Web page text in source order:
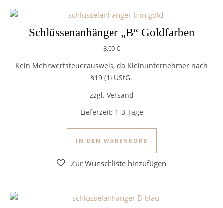
Schlüssenanhänger „B“ Goldfarben
8,00€
Kein Mehrwertsteuerausweis, da Kleinunternehmer nach
§19 (1) UStG.
zzgl. Versand
Lieferzeit: 1-3 Tage
IN DEN WARENKORB